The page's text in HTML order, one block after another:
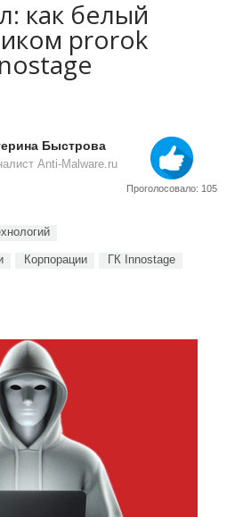
как белый
prorok
Быстрова
Anti-Malware.ru
Проголосовало: 105
Корпорации ГК Innostage